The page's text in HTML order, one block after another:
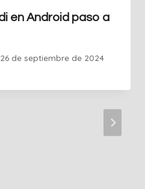
en Android paso a
26 de septiembre de 2024